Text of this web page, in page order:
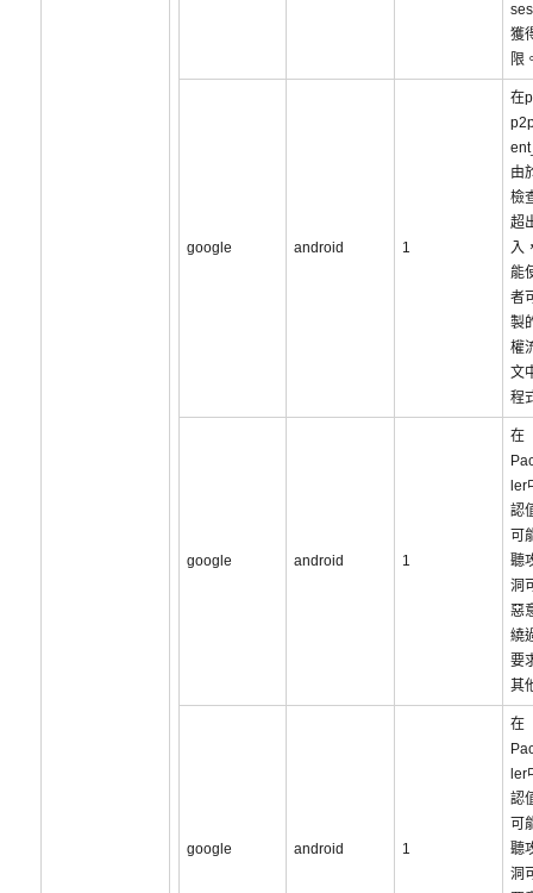
獲
限
google android 1
在
由
檢
超
入
能
者
製
權
文
程
google android 1
在
ler
認
可
聽
洞
惡
繞
要
其
google android 1
在
ler
認
可
聽
洞